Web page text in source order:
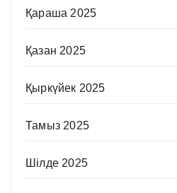
Қараша 2025
Қазан 2025
Қыркүйек 2025
Тамыз 2025
Шілде 2025